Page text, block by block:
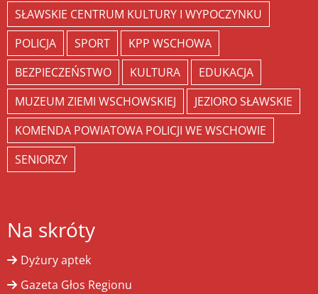
SŁAWSKIE CENTRUM KULTURY I WYPOCZYNKU
POLICJA
SPORT
KPP WSCHOWA
BEZPIECZEŃSTWO
KULTURA
EDUKACJA
MUZEUM ZIEMI WSCHOWSKIEJ
JEZIORO SŁAWSKIE
KOMENDA POWIATOWA POLICJI WE WSCHOWIE
SENIORZY
Na skróty
Dyżury aptek
Gazeta Głos Regionu